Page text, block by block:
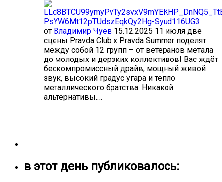
от Владимир Чуев 15.12.2025 11 июля две
сцены Pravda Club x Pravda Summer поделят
между собой 12 групп – от ветеранов метала
до молодых и дерзких коллективов! Вас ждёт
бескомпромиссный драйв, мощный живой
звук, высокий градус угара и тепло
металлического братства. Никакой
альтернативы.…
в этот день публиковалось: